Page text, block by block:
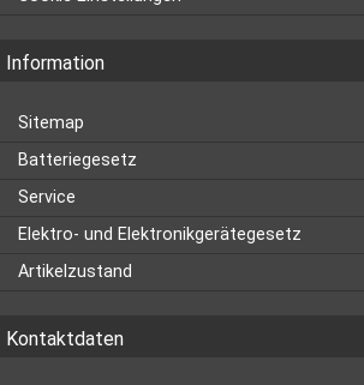
Information
Sitemap
Batteriegesetz
Service
Elektro- und Elektronikgerätegesetz
Artikelzustand
Kontaktdaten